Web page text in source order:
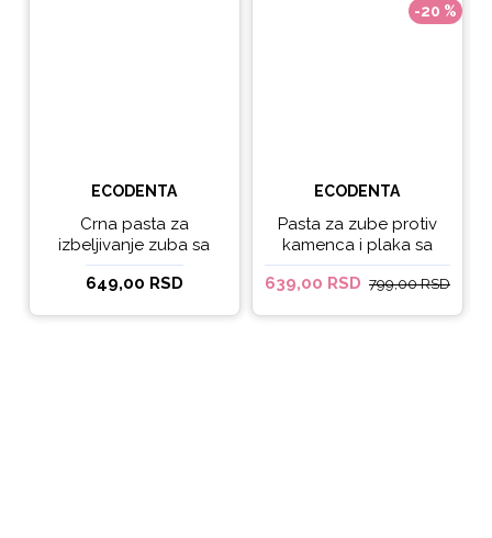
ECODENTA
Crna pasta za
izbeljivanje zuba sa
ukusom narandže
Ecodenta 100 ml
649,00 RSD
-20 %
ECODENTA
Pasta za zube protiv
kamenca i plaka sa
kokosovim uljem
Ecodenta ORGANIC
639,00 RSD 799,00 RSD